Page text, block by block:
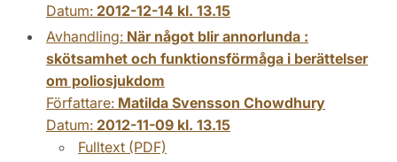
Datum: 2012-12-14 kl. 13.15
Avhandling: När något blir annorlunda :
skötsamhet och funktionsförmåga i berättelser
om poliosjukdom
Författare: Matilda Svensson Chowdhury
Datum: 2012-11-09 kl. 13.15
Fulltext (PDF)